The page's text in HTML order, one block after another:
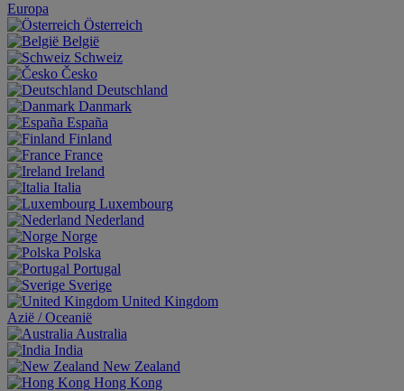
Europa
Österreich
België
Schweiz
Česko
Deutschland
Danmark
España
Finland
France
Ireland
Italia
Luxembourg
Nederland
Norge
Polska
Portugal
Sverige
United Kingdom
Aziё / Oceaniё
Australia
India
New Zealand
Hong Kong